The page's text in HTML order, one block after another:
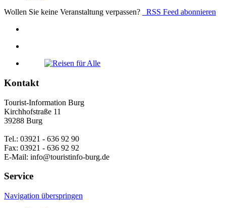
Wollen Sie keine Veranstaltung verpassen?
RSS Feed abonnieren
Kontakt
Tourist-Information Burg
Kirchhofstraße 11
39288 Burg
Tel.: 03921 - 636 92 90
Fax: 03921 - 636 92 92
E-Mail: info@touristinfo-burg.de
Service
Navigation überspringen